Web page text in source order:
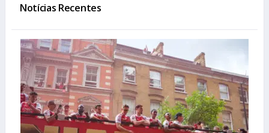
Notícias Recentes